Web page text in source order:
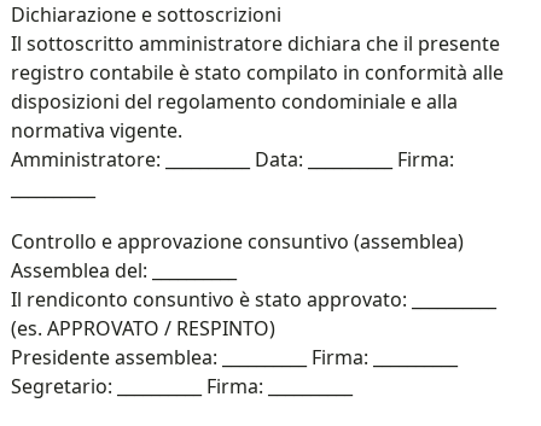
Dichiarazione e sottoscrizioni
Il sottoscritto amministratore dichiara che il presente
registro contabile è stato compilato in conformità alle
disposizioni del regolamento condominiale e alla
normativa vigente.
Amministratore: __________ Data: __________ Firma:
Controllo e approvazione consuntivo (assemblea)
Assemblea del: __________
Il rendiconto consuntivo è stato approvato: __________
(es. APPROVATO / RESPINTO)
Presidente assemblea: __________ Firma: __________
Segretario: __________ Firma: __________